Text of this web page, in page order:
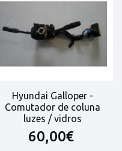
Hyundai Galloper -
Comutador de coluna
luzes / vidros
60,00€